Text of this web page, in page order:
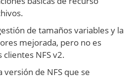
de tamaños variables y la
mejorada, pero no es
NFS v2.
versión de NFS que se